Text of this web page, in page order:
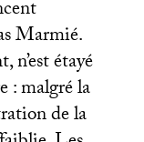
Marmié.
n’est étayé
: malgré la
de la